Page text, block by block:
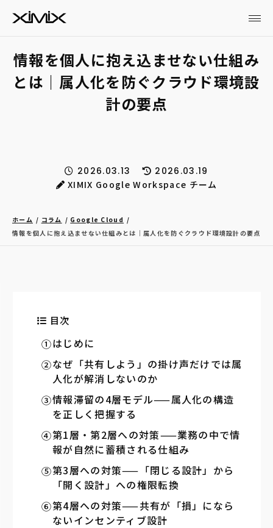
情報を個人に抱え込ませない仕組み
とは｜属人化を防ぐクラウド環境設
計の要点
2026.03.13
2026.03.19
XIMIX Google Workspace チーム
ホーム コラム
Google Cloud
情報を個人に抱え込ませない仕組みとは｜属人化を防ぐクラウド環境設計の要点
目次
はじめに
なぜ「共有しよう」の掛け声だけでは属
人化が解消しないのか
情報滞留の4層モデル——属人化の構造
を正しく把握する
第1層・第2層への対策——業務の中で情
報が自然に蓄積される仕組み
第3層への対策——「閉じる設計」から
「開く設計」への権限転換
第4層への対策——共有が「損」になら
ないインセンティブ設計